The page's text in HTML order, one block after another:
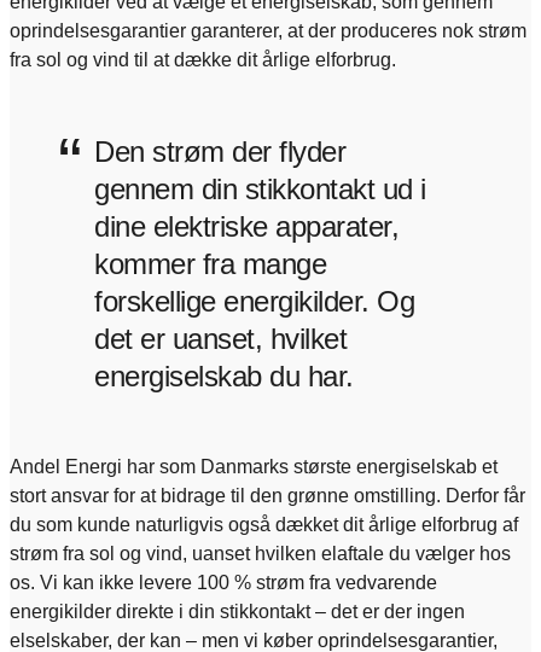
oprindelsesgarantier garanterer, at der produceres nok strøm
fra sol og vind til at dække dit årlige elforbrug.
“ Den strøm der flyder
gennem din stikkontakt ud i
dine elektriske apparater,
kommer fra mange
forskellige energikilder. Og
det er uanset, hvilket
energiselskab du har.
Andel Energi har som Danmarks største energiselskab et
stort ansvar for at bidrage til den grønne omstilling. Derfor får
du som kunde naturligvis også dækket dit årlige elforbrug af
strøm fra sol og vind, uanset hvilken elaftale du vælger hos
os. Vi kan ikke levere 100 % strøm fra vedvarende
energikilder direkte i din stikkontakt – det er der ingen
elselskaber, der kan – men vi køber oprindelsesgarantier,